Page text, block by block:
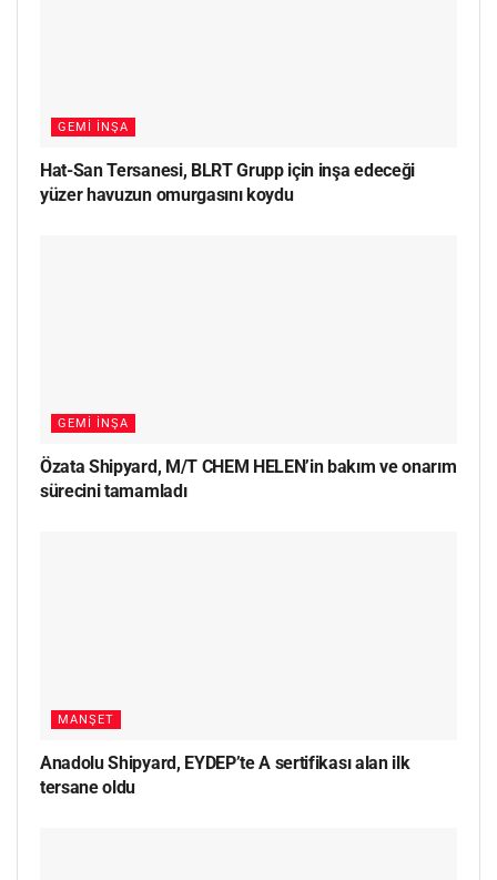
GEMI İNŞA
Hat-San Tersanesi, BLRT Grupp için inşa edeceği
yüzer havuzun omurgasını koydu
GEMI İNŞA
Özata Shipyard, M/T CHEM HELEN’in bakım ve onarım
sürecini tamamladı
MANŞET
Anadolu Shipyard, EYDEP’te A sertifikası alan ilk
tersane oldu